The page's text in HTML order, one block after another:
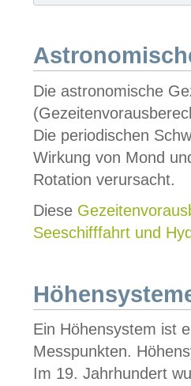
Die astronomische
Die periodischen
Wirkung von Mond
Rotation verursacht.
Diese
Seeschifffahrt und
Ein Höhensystem ist
Messpunkten.
Im 19. Jahrhundert